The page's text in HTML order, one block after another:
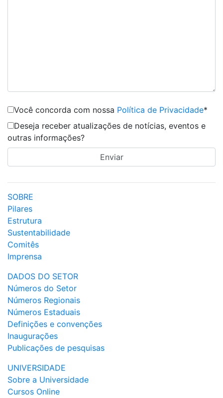
Você concorda com nossa Política de Privacidade*
Deseja receber atualizações de notícias, eventos e
outras informações?
SOBRE
Pilares
Estrutura
Sustentabilidade
Comitês
Imprensa
DADOS DO SETOR
Números do Setor
Números Regionais
Números Estaduais
Definições e convenções
Inaugurações
Publicações de pesquisas
UNIVERSIDADE
Sobre a Universidade
Cursos Online